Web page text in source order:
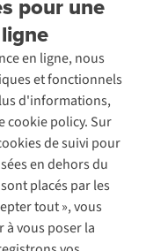
pour une
en ligne, nous
et fonctionnels
d'informations,
cookie policy. Sur
de suivi pour
en dehors du
placés par les
tout », vous
à vous poser la